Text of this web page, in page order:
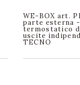
WE-BOX art.
parte esterna
termostatico
uscite
TECNO